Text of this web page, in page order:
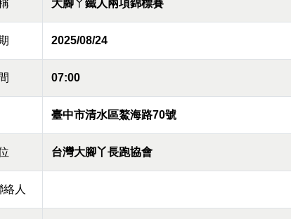
大腳ㄚ鐵人兩項錦標賽
2025/08/24
07:00
臺中市清水區鰲海路70號
台灣大腳丫長跑協會
人